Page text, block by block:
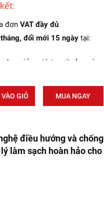
đơn VAT đầy đủ
đổi mới 15 ngàytại:
giảm giá + nước lau sàn
khu vực: Hà Nội, Đà Nẵng và
tại nhà, bảo trì định kỳ
đủ linh kiện - phụ tùng thay
part)giảm giá 30% khi
GIỎ MUA NGAY
điều hướng và chống
làm sạch hoàn hảo cho